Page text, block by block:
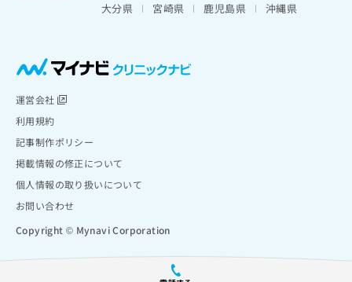
大分県
宮崎県 鹿児島県 沖縄県
運営会社
利用規約
記事制作ポリシー
掲載情報の修正について
個人情報の取り扱いについて
お問い合わせ
Copyright © Mynavi Corporation